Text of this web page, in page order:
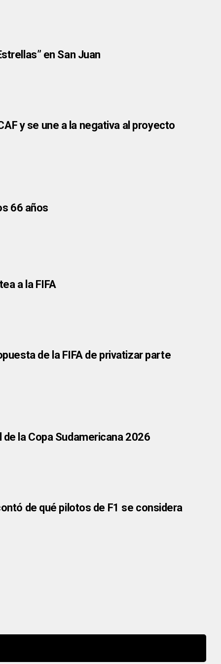
en San Juan
y se une a la negativa al proyecto
66 años
a la FIFA
de la FIFA de privatizar parte
la Copa Sudamericana 2026
de qué pilotos de F1 se considera